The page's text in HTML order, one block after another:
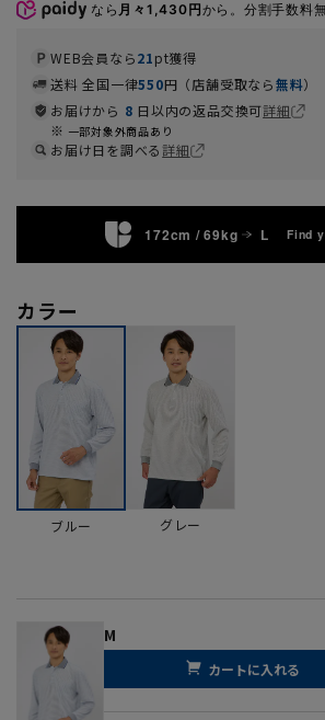
なら 月々1,430円から。分割手数料
WEB会員なら21pt獲得
送料 全国一律550円（店舗受取なら無料）
お届けから 8 日以内の返品交換可詳細
一部対象外商品あり
お届け日を調べる詳細
172cm / 69kg L Find
カラー
ブルー グレー
M
カートに入れる